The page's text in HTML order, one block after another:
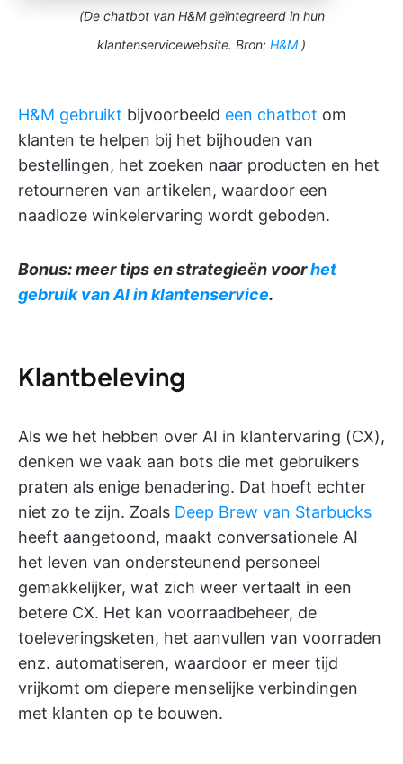
(De chatbot van H&M geïntegreerd in hun
klantenservicewebsite. Bron: H&M )
H&M gebruikt bijvoorbeeld een chatbot om
klanten te helpen bij het bijhouden van
bestellingen, het zoeken naar producten en het
retourneren van artikelen, waardoor een
naadloze winkelervaring wordt geboden.
Bonus: meer tips en strategieën voorhet
gebruik van AI in klantenservice.
Klantbeleving
Als we het hebben over AI in klantervaring (CX),
denken we vaak aan bots die met gebruikers
praten als enige benadering. Dat hoeft echter
niet zo te zijn. Zoals Deep Brew van Starbucks
heeft aangetoond, maakt conversationele AI
het leven van ondersteunend personeel
gemakkelijker, wat zich weer vertaalt in een
betere CX. Het kan voorraadbeheer, de
toeleveringsketen, het aanvullen van voorraden
enz. automatiseren, waardoor er meer tijd
vrijkomt om diepere menselijke verbindingen
met klanten op te bouwen.